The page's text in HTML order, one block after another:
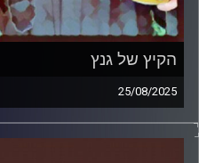
הקיץ של גנץ
25/08/2025
המערכת הפוליטית על ספת
דוד ופרופסור גלעד הירשברגר